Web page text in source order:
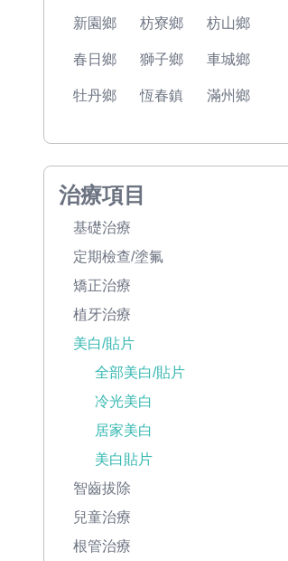
新園鄉 枋寮鄉 枋山鄉
春日鄉 獅子鄉 車城鄉
牡丹鄉 恆春鎮 滿州鄉
治療項目
基礎治療
定期檢查/塗氟
矯正治療
植牙治療
美白/貼片
全部美白/貼片
冷光美白
居家美白
美白貼片
智齒拔除
兒童治療
根管治療